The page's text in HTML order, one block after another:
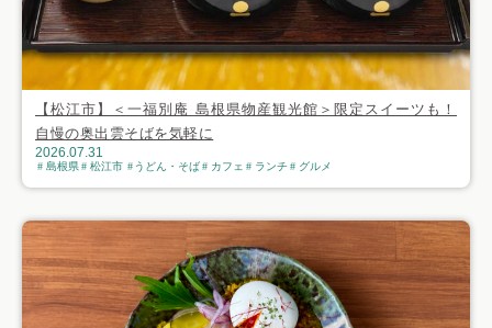
【松江市】＜一福別庵 島根県物産観光館＞限定スイーツも！
自慢の奥出雲そばを気軽に
2026.07.31
島根県 松江市 うどん・そば カフェ ランチ グルメ